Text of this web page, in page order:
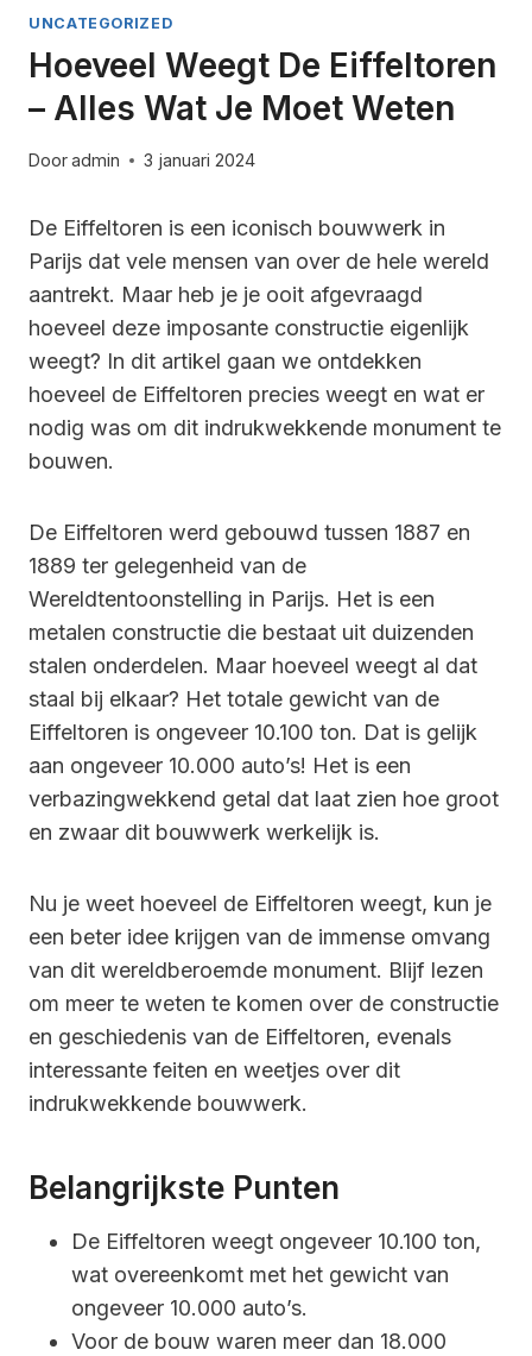
UNCATEGORIZED
Hoeveel Weegt De Eiffeltoren
– Alles Wat Je Moet Weten
Dooradmin 3 januari 2024
De Eiffeltoren is een iconisch bouwwerk in
Parijs dat vele mensen van over de hele wereld
aantrekt. Maar heb je je ooit afgevraagd
hoeveel deze imposante constructie eigenlijk
weegt? In dit artikel gaan we ontdekken
hoeveel de Eiffeltoren precies weegt en wat er
nodig was om dit indrukwekkende monument te
bouwen.
De Eiffeltoren werd gebouwd tussen 1887 en
1889 ter gelegenheid van de
Wereldtentoonstelling in Parijs. Het is een
metalen constructie die bestaat uit duizenden
stalen onderdelen. Maar hoeveel weegt al dat
staal bij elkaar? Het totale gewicht van de
Eiffeltoren is ongeveer 10.100 ton. Dat is gelijk
aan ongeveer 10.000 auto’s! Het is een
verbazingwekkend getal dat laat zien hoe groot
en zwaar dit bouwwerk werkelijk is.
Nu je weet hoeveel de Eiffeltoren weegt, kun je
een beter idee krijgen van de immense omvang
van dit wereldberoemde monument. Blijf lezen
om meer te weten te komen over de constructie
en geschiedenis van de Eiffeltoren, evenals
interessante feiten en weetjes over dit
indrukwekkende bouwwerk.
Belangrijkste Punten
De Eiffeltoren weegt ongeveer 10.100 ton,
wat overeenkomt met het gewicht van
ongeveer 10.000 auto’s.
Voor de bouw waren meer dan 18.000